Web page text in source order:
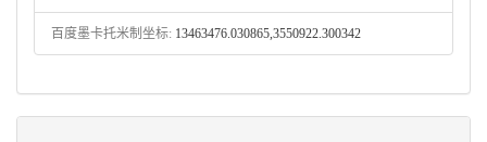
百度墨卡托米制坐标: 13463476.030865,3550922.300342